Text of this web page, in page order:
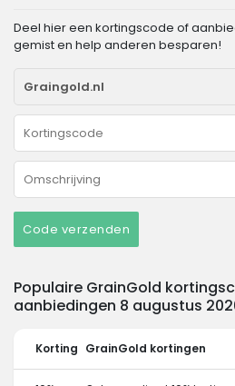
Deel hier een kortingscode of
gemist en help anderen besparen!
Code verzenden
Populaire GrainGold
aanbiedingen 8 augustus
Korting GrainGold kortingen